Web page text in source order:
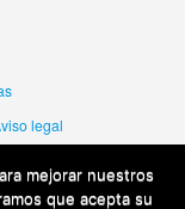
legal
del Gobierno de
mejorar nuestros
que acepta su